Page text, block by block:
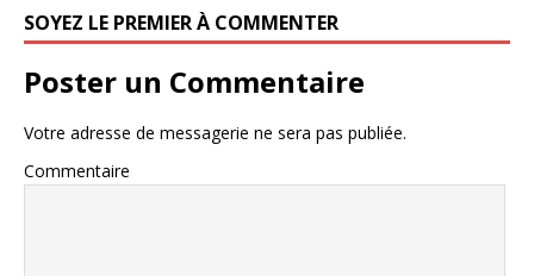
SOYEZ LE PREMIER À COMMENTER
Poster un Commentaire
Votre adresse de messagerie ne sera pas publiée.
Commentaire